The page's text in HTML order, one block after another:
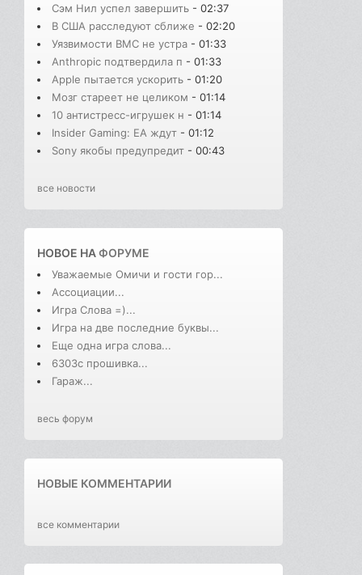
Сэм Нил успел завершить - 02:37
В США расследуют сближе - 02:20
Уязвимости BMC не устра - 01:33
Anthropic подтвердила п - 01:33
Apple пытается ускорить - 01:20
Мозг стареет не целиком - 01:14
10 антистресс-игрушек н - 01:14
Insider Gaming: EA ждут - 01:12
Sony якобы предупредит - 00:43
все новости
НОВОЕ НАФОРУМЕ
Уважаемые Омичи и гости гор...
Ассоциации...
Игра Слова =)...
Игра на две последние буквы...
Еще одна игра слова...
6303с прошивка...
Гараж...
весь форум
НОВЫЕ КОММЕНТАРИИ
все комментарии